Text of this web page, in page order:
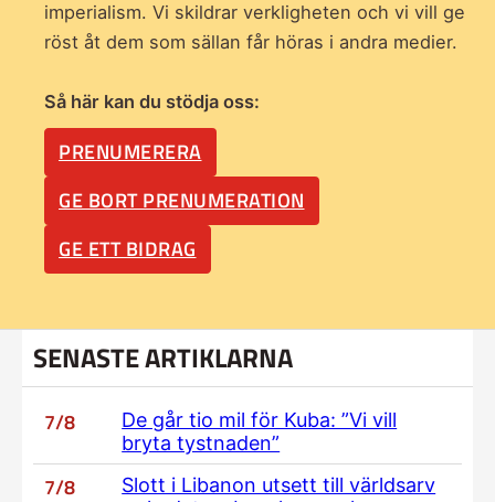
imperialism. Vi skildrar verkligheten och vi vill ge
röst åt dem som sällan får höras i andra medier.
Så här kan du stödja oss:
PRENUMERERA
GE BORT PRENUMERATION
GE ETT BIDRAG
SENASTE ARTIKLARNA
7/8
De går tio mil för Kuba: ”Vi vill
bryta tystnaden”
7/8
Slott i Libanon utsett till världsarv